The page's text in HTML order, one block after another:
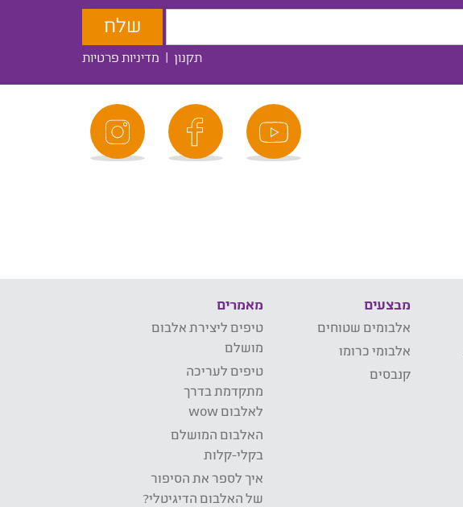
תקנון | מדיניות פרטיות
מבצעים
אלבומים שטוחים
אלבומי כרומו
קנבסים
מאמרים
טיפים ליצירת אלבום
מושלם
טיפים לעריכה
מתקדמת בדרך
לאלבום wow
האלבום המושלם
בקלי-קלות
איך לספר את הסיפור
של האלבום הדיגיטלי?